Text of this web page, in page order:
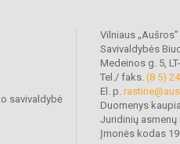
savivaldybė
Vilniaus
Savivaldybės
Medeinos g. 5,
Tel./ faks. (8 5)
El. p.
Duomenys
Juridinių asmenų
Įmonės kodas